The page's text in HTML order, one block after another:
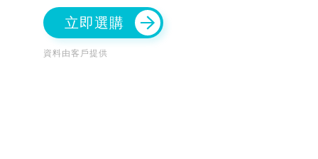
立即選購
資料由客戶提供